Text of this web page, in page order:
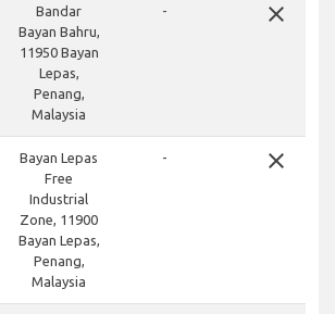
Bandar
Bayan Bahru,
11950 Bayan
Lepas,
Penang,
Malaysia
- close
Bayan Lepas
Free
Industrial
Zone, 11900
Bayan Lepas,
Penang,
Malaysia
- close